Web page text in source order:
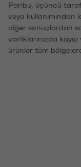
Paribu, üçüncü
veya kullanımından
diğer sonuçlardan
varlıklarınızda
ürünler tüm